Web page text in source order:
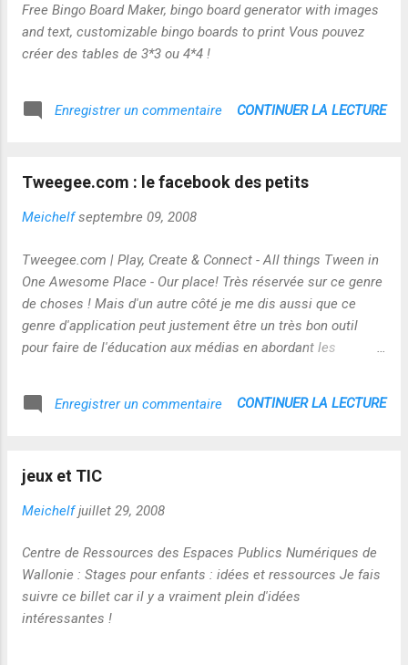
Free Bingo Board Maker, bingo board generator with images
and text, customizable bingo boards to print Vous pouvez
créer des tables de 3*3 ou 4*4 !
Enregistrer un commentaire CONTINUER LA LECTURE
Tweegee.com : le facebook des petits
Meichelf septembre 09, 2008
Tweegee.com | Play, Create & Connect - All things Tween in
One Awesome Place - Our place! Très réservée sur ce genre
de choses ! Mais d'un autre côté je me dis aussi que ce
genre d'application peut justement être un très bon outil
pour faire de l'éducation aux médias en abordant les
façon d'apprendre à apprendre en somme pour se jouer des
Enregistrer un commentaire CONTINUER LA LECTURE
jeux et TIC
Meichelf juillet 29, 2008
Centre de Ressources des Espaces Publics Numériques de
Wallonie : Stages pour enfants : idées et ressources Je fais
suivre ce billet car il y a vraiment plein d'idées
intéressantes !